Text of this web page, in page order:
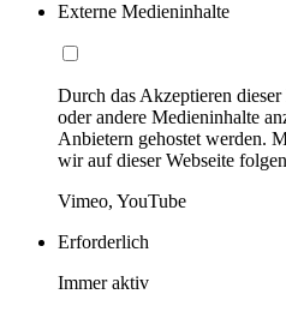
Externe Medieninhalte
Durch das Akzeptieren
oder andere Medieninhalte
Anbietern gehostet werden.
wir auf dieser Webseite
Vimeo, YouTube
Erforderlich
Immer aktiv